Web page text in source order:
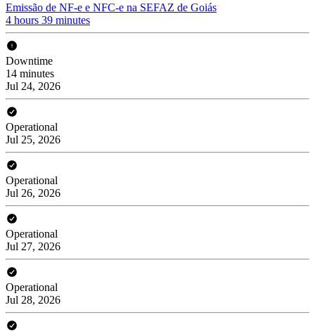
Emissão de NF-e e NFC-e na SEFAZ de Goiás
4 hours 39 minutes
Downtime
14 minutes
Jul 24, 2026
Operational
Jul 25, 2026
Operational
Jul 26, 2026
Operational
Jul 27, 2026
Operational
Jul 28, 2026